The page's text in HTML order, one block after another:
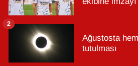
Ağustosta
tutulması
2